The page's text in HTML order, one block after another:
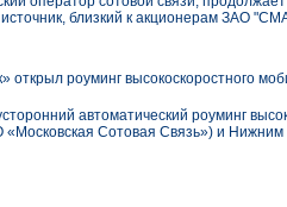
близкий к акционерам ЗАО
открыл роуминг высокоскоростного
автоматический роуминг
Сотовая Связь») и